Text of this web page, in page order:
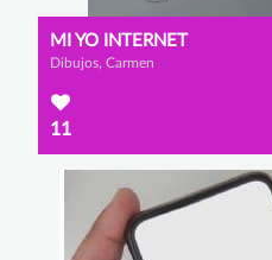
MI YO INTERNET
Dibujos, Carmen
11